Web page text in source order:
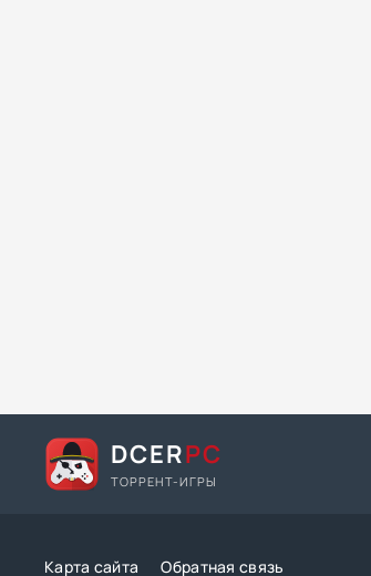
DCERPC
ТОРРЕНТ-ИГРЫ
Карта сайта Обратная связь